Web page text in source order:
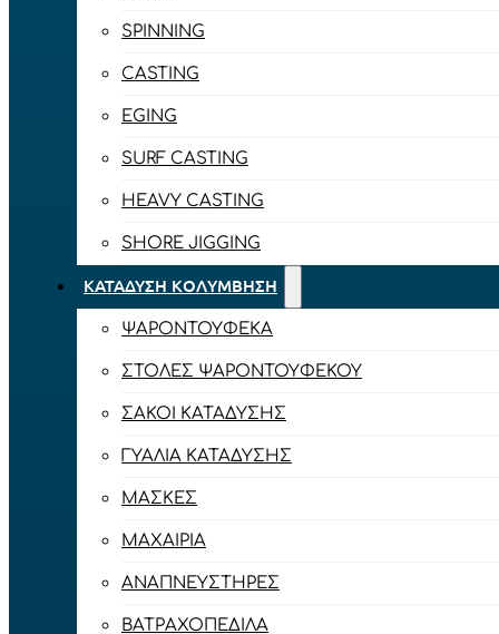
SPINNING
CASTING
EGING
SURF CASTING
HEAVY CASTING
SHORE JIGGING
ΚΑΤΆΔΥΣΗ ΚΟΛΎΜΒΗΣΗ
ΨΑΡΟΝΤΟΎΦΕΚΑ
ΣΤΟΛΈΣ ΨΑΡΟΝΤΟΎΦΕΚΟΥ
ΣΆΚΟΙ ΚΑΤΆΔΥΣΗΣ
ΓΥΑΛΙΆ ΚΑΤΆΔΥΣΗΣ
ΜΆΣΚΕΣ
ΜΑΧΑΊΡΙΑ
ΑΝΑΠΝΕΥΣΤΉΡΕΣ
ΒΑΤΡΑΧΟΠΈΔΙΛΑ